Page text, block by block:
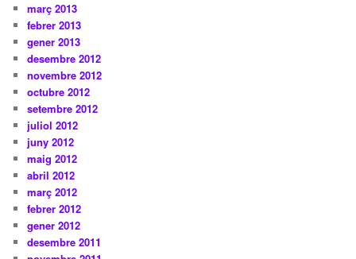
març 2013
febrer 2013
gener 2013
desembre 2012
novembre 2012
octubre 2012
setembre 2012
juliol 2012
juny 2012
maig 2012
abril 2012
març 2012
febrer 2012
gener 2012
desembre 2011